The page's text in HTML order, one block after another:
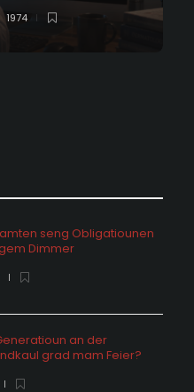
1974
seng Obligatiounen
Dimmer
an der
grad mam Feier?